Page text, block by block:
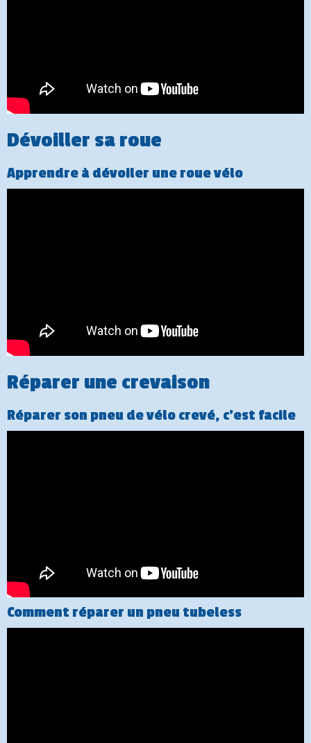
Dévoiller sa roue
Apprendre à dévoiler une roue vélo
Réparer une crevaison
Réparer son pneu de vélo crevé, c'est facile
Comment réparer un pneu tubeless